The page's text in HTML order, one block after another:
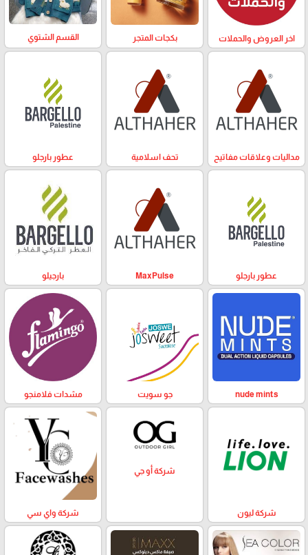
اخر العروض والحملات بكجات المتجر القسم الشتوي
مداليات وعلاقات مفاتيح تحف اسلامية عطور بارجلو
عطور بارجلو MaxPulse بارجيلو
nude mints جو سويت مشدات فلامنجو
شركة ليون
شركة أو جي
شركة واي سي